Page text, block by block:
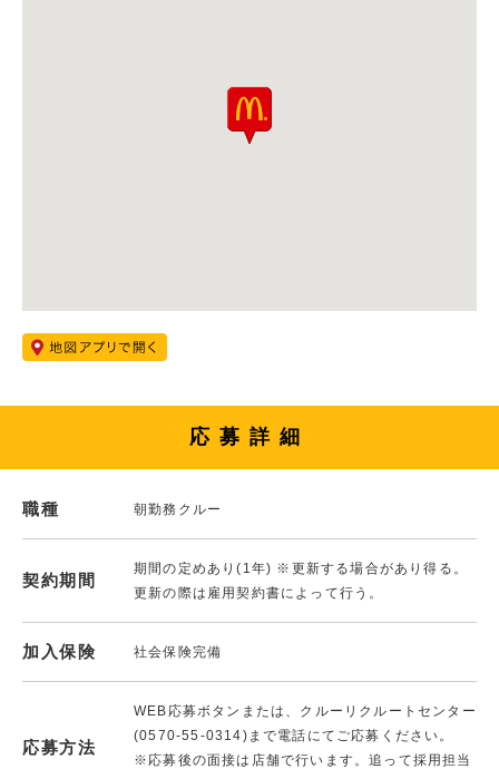
応募詳細
職種 朝勤務クルー
契約期間
期間の定めあり(1年) ※更新する場合があり得る。
更新の際は雇用契約書によって行う。
加入保険 社会保険完備
応募方法
WEB応募ボタンまたは、クルーリクルートセンター
(0570-55-0314)まで電話にてご応募ください。
※応募後の面接は店舗で行います。追って採用担当